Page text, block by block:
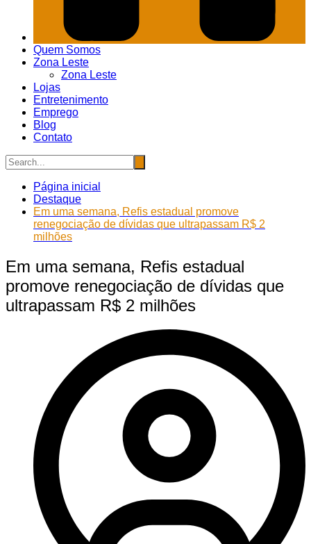
Quem Somos
Zona Leste
Zona Leste
Lojas
Entretenimento
Emprego
Blog
Contato
Página inicial
Destaque
Em uma semana, Refis estadual promove
renegociação de dívidas que ultrapassam R$ 2
milhões
Em uma semana, Refis estadual
promove renegociação de dívidas que
ultrapassam R$ 2 milhões